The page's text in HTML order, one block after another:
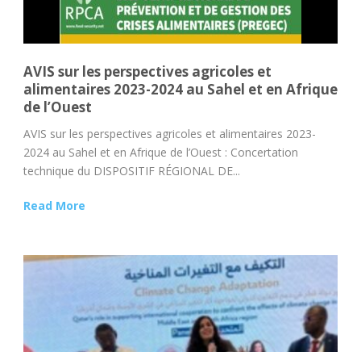
AVIS sur les perspectives agricoles et
alimentaires 2023-2024 au Sahel et en Afrique
de l’Ouest
AVIS sur les perspectives agricoles et alimentaires 2023-
2024 au Sahel et en Afrique de l’Ouest : Concertation
technique du DISPOSITIF RÉGIONAL DE...
Read More